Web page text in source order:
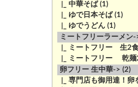
|_ 中華そば(1)
|_ ゆで日本そば(1)
|_ ゆでうどん(1)
ミートフリーラーメン-
|_ ミートフリー 生2
|_ ミートフリー 乾麺
卵フリー 生中華-> (2)
|_ 専門店も御用達！卵